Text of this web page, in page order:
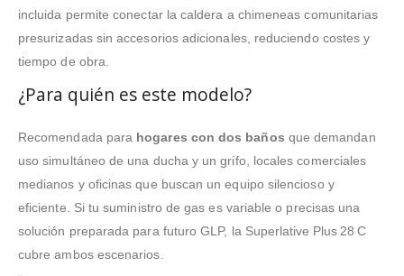
incluida permite conectar la caldera a chimeneas comunitarias
presurizadas sin accesorios adicionales, reduciendo costes y
tiempo de obra.
¿Para quién es este modelo?
Recomendada para hogares con dos baños que demandan
uso simultáneo de una ducha y un grifo, locales comerciales
medianos y oficinas que buscan un equipo silencioso y
eficiente. Si tu suministro de gas es variable o precisas una
solución preparada para futuro GLP, la Superlative Plus 28 C
cubre ambos escenarios.